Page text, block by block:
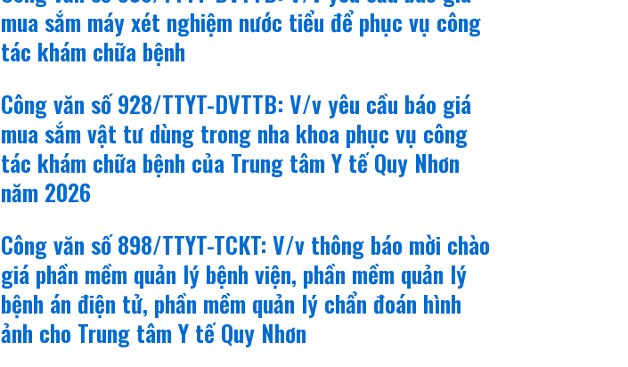
mua sắm máy xét nghiệm nước tiểu để phục vụ công
tác khám chữa bệnh
Công văn số 928/TTYT-DVTTB: V/v yêu cầu báo giá
mua sắm vật tư dùng trong nha khoa phục vụ công
tác khám chữa bệnh của Trung tâm Y tế Quy Nhơn
năm 2026
Công văn số 898/TTYT-TCKT: V/v thông báo mời chào
giá phần mềm quản lý bệnh viện, phần mềm quản lý
bệnh án điện tử, phần mềm quản lý chẩn đoán hình
ảnh cho Trung tâm Y tế Quy Nhơn